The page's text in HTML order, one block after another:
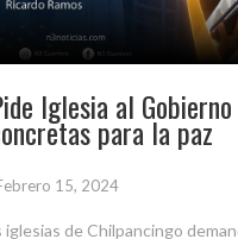
Iglesia al
para la paz
15, 2024
iglesias de Chilpancingo